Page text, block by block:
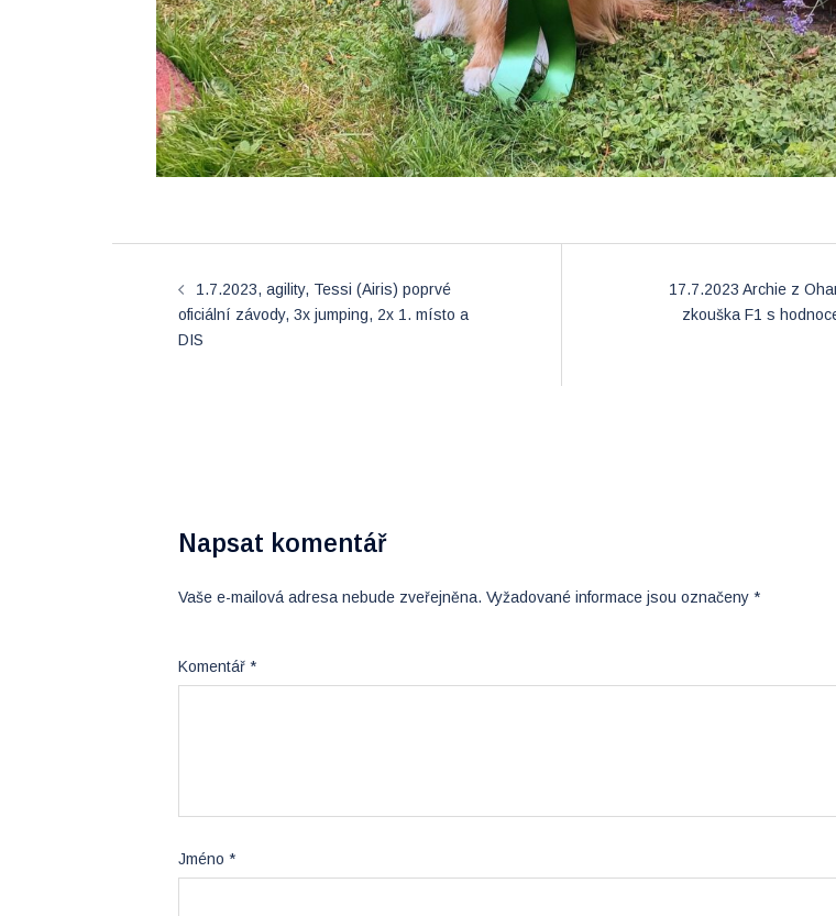
navigation
1.7.2023, agility, Tessi (Airis) poprvé
oficiální závody, 3x jumping, 2x 1. místo a
DIS
17.7.2023 Archie z
zkouška F1 s
Napsat komentář
Vaše e-mailová adresa nebude zveřejněna. Vyžadované informace jsou označeny *
Komentář *
Jméno *